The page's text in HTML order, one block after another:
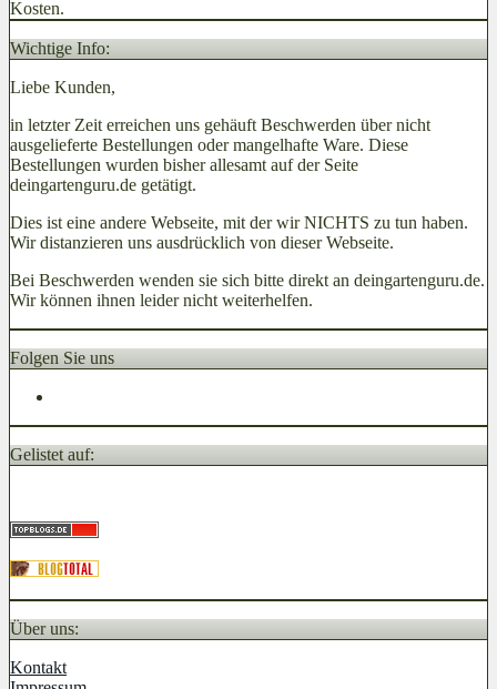
Kosten.
Wichtige Info:
Liebe Kunden,
in letzter Zeit erreichen uns gehäuft Beschwerden über nicht
ausgelieferte Bestellungen oder mangelhafte Ware. Diese
Bestellungen wurden bisher allesamt auf der Seite
deingartenguru.de getätigt.
Dies ist eine andere Webseite, mit der wir NICHTS zu tun haben.
Wir distanzieren uns ausdrücklich von dieser Webseite.
Bei Beschwerden wenden sie sich bitte direkt an deingartenguru.de.
Wir können ihnen leider nicht weiterhelfen.
Folgen Sie uns
Gelistet auf:
Über uns:
Kontakt